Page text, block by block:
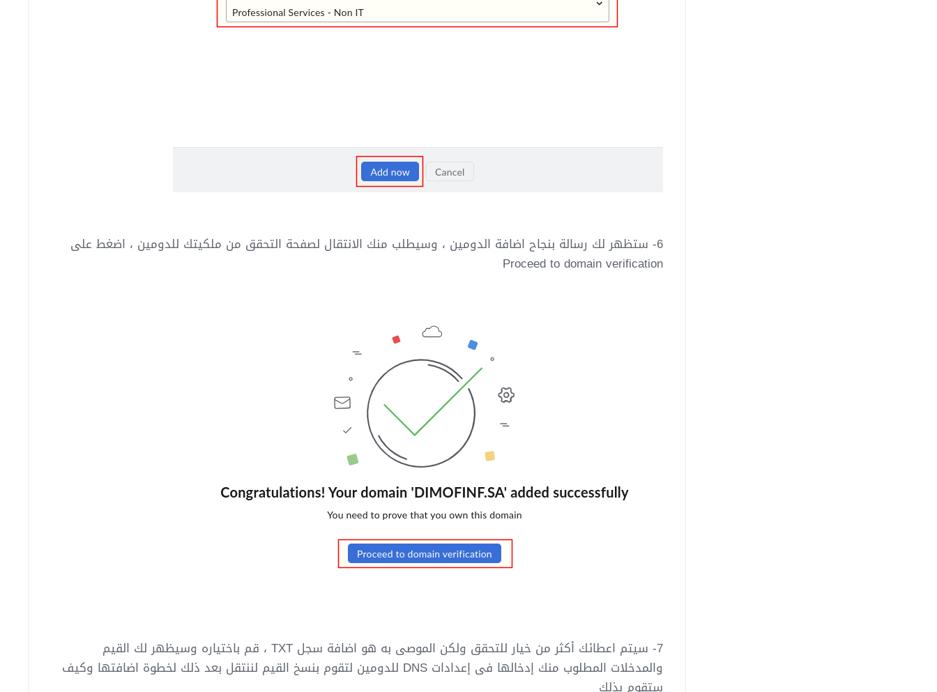
6- ستظهر لك رسالة بنجاح اضافة الدومين ، وسيطلب منك الانتقال لصفحة التحقق من ملكيتك للدومين ، اضغط على
Proceed to domain verification
7- سيتم اعطائك أكثر من خيار للتحقق ولكن الموصى به هو اضافة سجل TXT ، قم باختياره وسيظهر لك القيم
والمدخلات المطلوب منك إدخالها فى إعدادات DNS للدومين لتقوم بنسخ القيم لننتقل بعد ذلك لخطوة اضافتها وكيف
ستقوم بذلك